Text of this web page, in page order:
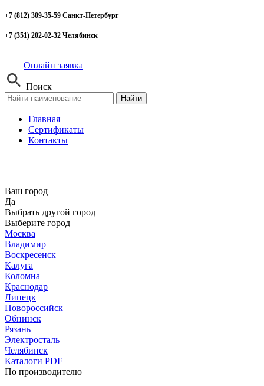
+7 (812) 309-35-59 Санкт-Петербург
+7 (351) 202-02-32 Челябинск
Онлайн заявка
Поиск
Найти
Главная
Сертификаты
Контакты
Ваш город
Да
Выбрать другой город
Выберите город
Москва
Владимир
Воскресенск
Калуга
Коломна
Краснодар
Липецк
Новороссийск
Обнинск
Рязань
Электросталь
Челябинск
Каталоги PDF
По производителю